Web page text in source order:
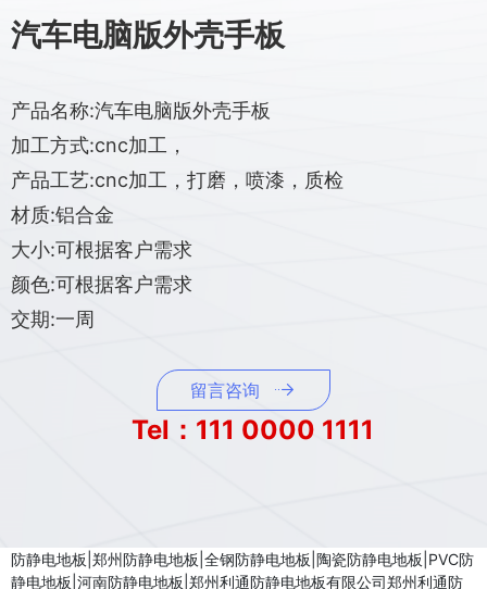
汽车电脑版外壳手板
产品名称:汽车电脑版外壳手板
加工方式:cnc加工，
产品工艺:cnc加工，打磨，喷漆，质检
材质:铝合金
大小:可根据客户需求
颜色:可根据客户需求
交期:一周
留言咨询
Tel：111 0000 1111
防静电地板|郑州防静电地板|全钢防静电地板|陶瓷防静电地板|PVC防
静电地板|河南防静电地板|郑州利通防静电地板有限公司郑州利通防